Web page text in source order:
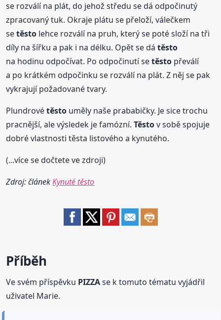
se rozválí na plát, do jehož středu se dá odpočinutý
zpracovaný tuk. Okraje plátu se přeloží, válečkem
setěsto lehce rozválí na pruh, který se poté složí na tři
díly na šířku a pak i na délku. Opět se dátěsto
na hodinu odpočívat. Po odpočinutí setěsto převálí
a po krátkém odpočinku se rozválí na plát. Z něj se pak
vykrajují požadované tvary.
Plundrovétěsto uměly naše prababičky. Je sice trochu
pracnější, ale výsledek je famózní.Těstov sobě spojuje
dobré vlastnosti těsta listového a kynutého.
(...více se dočtete ve zdroji)
Zdroj: článekKynuté těsto
Příběh
Ve svém příspěvku PIZZAse k tomuto tématu vyjádřil
uživatel Marie.